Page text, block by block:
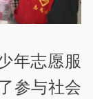
年志愿服
参与社会